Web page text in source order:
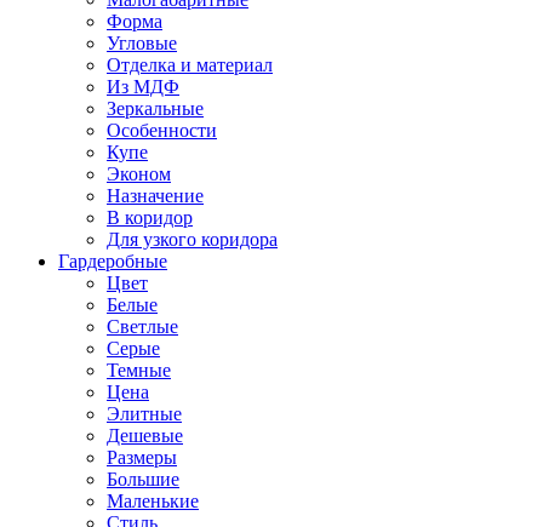
Форма
Угловые
Отделка и материал
Из МДФ
Зеркальные
Особенности
Купе
Эконом
Назначение
В коридор
Для узкого коридора
Гардеробные
Цвет
Белые
Светлые
Серые
Темные
Цена
Элитные
Дешевые
Размеры
Большие
Маленькие
Стиль